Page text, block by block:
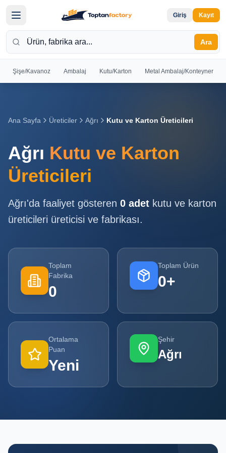
Giriş Kayıt
Ara
Şişe/Kavanoz Ambalaj Kutu/Karton Metal Ambalaj/Konteyner
Giriş yapın
Giriş
Yap
Ol
Ana
Sayfa
Tüm
Ürünler
Kampanyalar
POPÜLER
KATEGORILER
Ana Sayfa Üreticiler Ağrı Kutu ve Karton Üreticileri
Ağrı Kutu ve Karton
Üreticileri
Ağrı'da faaliyet gösteren 0 adet kutu ve karton
üreticileri üreticisi ve fabrikası.
Toplam
Fabrika
0
Toplam Ürün
0+
Ortalama
Puan
Yeni
Şehir
Ağrı